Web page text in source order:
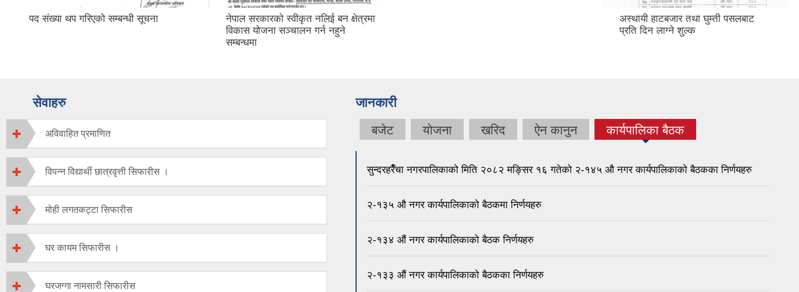
पद संख्या थप गरिएको सम्बन्धी सूचना
नेपाल सरकारको स्वीकृत नलिई बन क्षेत्रमा
विकास योजना सञ्चालन गर्न नहुने
सम्बन्धमा
अस्थायी हाटबजार तथा घुम्ती पसलबाट
प्रति दिन लाग्ने शुल्क
सेवाहरु
अविवाहित प्रमाणित
विपन्न विद्यार्थी छात्रवृत्ती सिफारीस ।
मोही लगतकट्टा सिफारीस
घर कायम सिफारीस ।
घरजग्गा नामसारी सिफारीस
जानकारी
बजेट योजना खरिद ऐन कानुन कार्यपालिका बैठक
(active tab)
सुन्दरहरैँचा नगरपालिकाको मिति २०८२ मङ्सिर १६ गतेको २-१४५ औ नगर कार्यपालिकाको बैठकका निर्णयहरु
२-१३५ औ नगर कार्यपालिकाको बैठकमा निर्णयहरु
२-१३४ ‌‍‍‍‍‍‌औं नगर कार्यपालिकाको बैठक निर्णयहरु
२-१३३ ‍औं नगर कार्यपालिकाको बैठकका निर्णयहरु